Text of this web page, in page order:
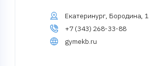
Екатеринург, Бородина, 1
+7 (343) 268-33-88
gymekb.ru